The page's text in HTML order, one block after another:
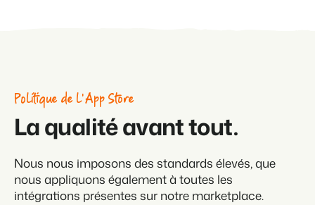
Politique de l'App Store
La qualité avant tout.
Nous nous imposons des standards élevés, que
nous appliquons également à toutes les
intégrations présentes sur notre marketplace.